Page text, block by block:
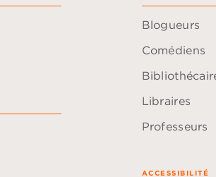
Blogueurs
Comédiens
Libraires
Professeurs
ACCESSIBILITÉ